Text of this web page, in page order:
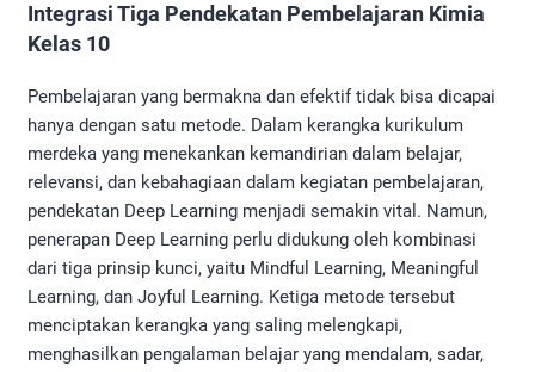
Integrasi Tiga Pendekatan Pembelajaran Kimia
Kelas 10
Pembelajaran yang bermakna dan efektif tidak bisa dicapai
hanya dengan satu metode. Dalam kerangka kurikulum
merdeka yang menekankan kemandirian dalam belajar,
relevansi, dan kebahagiaan dalam kegiatan pembelajaran,
pendekatan Deep Learning menjadi semakin vital. Namun,
penerapan Deep Learning perlu didukung oleh kombinasi
dari tiga prinsip kunci, yaitu Mindful Learning, Meaningful
Learning, dan Joyful Learning. Ketiga metode tersebut
menciptakan kerangka yang saling melengkapi,
menghasilkan pengalaman belajar yang mendalam, sadar,